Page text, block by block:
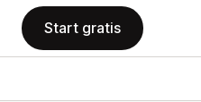
Start gratis